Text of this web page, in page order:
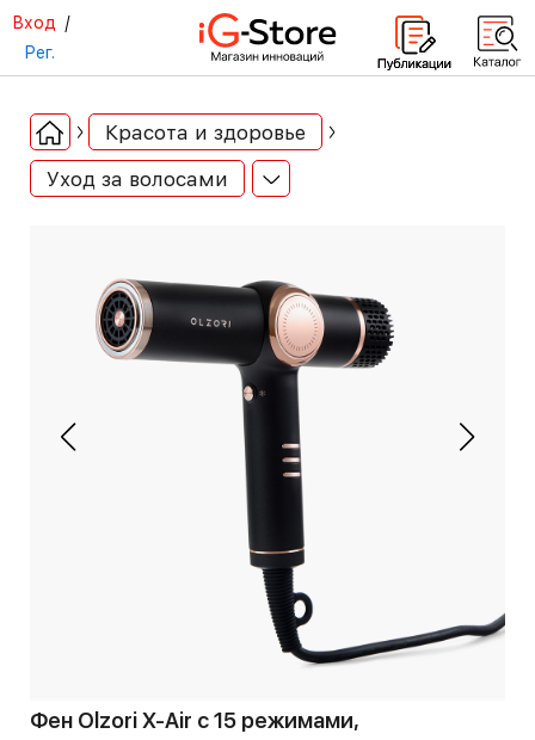
Вход /
Рег.
Красота и здоровье
Уход за волосами
Фен Olzori X-Air с 15 режимами,